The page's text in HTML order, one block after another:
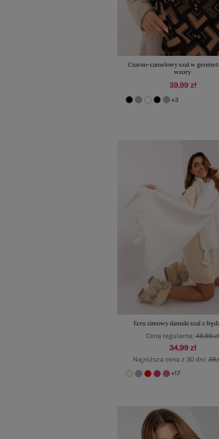
Czarno-camelowy szal w
wzory
39,99 zł
+3
Ecru zimowy damski szal z
34,99 zł
Najniższa cena z 30 dni:
Cena regularna:49,99 zł
+17